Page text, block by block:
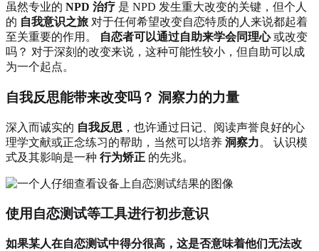
虽然专业的 NPD 治疗 是 NPD 发生重大改变的关键，但个人
的 自我意识之旅 对于任何希望改变自恋特质的人来说都起着
至关重要的作用。
自恋者可以通过自助来学会同理心或改变
吗？ 对于深刻的改变来说，这种可能性较小，但自助可以成
为一个起点。
自我反思能带来改变吗？ 洞察力的力量
深入而诚实的 自我反思 ，也许通过日记、阅读声誉良好的心
理学文献或正念练习的帮助，当然可以培养 洞察力。 认识模
式及其影响是一种 行为矫正 的先兆。
使用自恋测试等工具进行初步意识
如果某人在自恋测试中得分很高，这是否意味着他们无法改